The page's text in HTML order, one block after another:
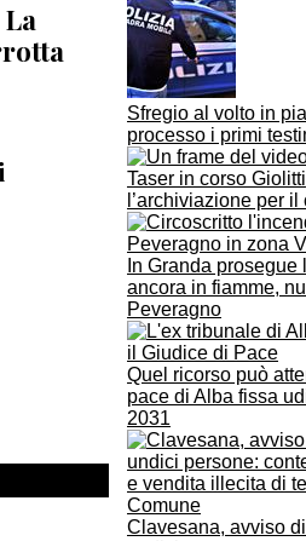
Sfregio al volto in
processo i primi
Taser in corso
l’archiviazione per
In Granda
ancora in fiamme,
Peveragno
Quel ricorso può
pace di Alba fissa
2031
Clavesana, avviso